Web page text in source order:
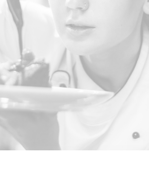
eu lectus.
viverra et, porta a
Wrocław